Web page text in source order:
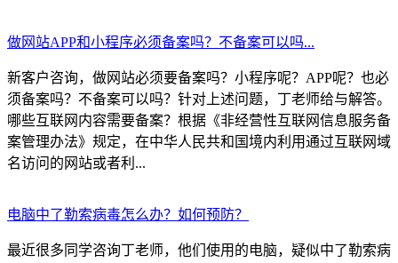
做网站APP和小程序必须备案吗？不备案可以吗...
新客户咨询，做网站必须要备案吗？小程序呢？APP呢？也必
须备案吗？不备案可以吗？针对上述问题，丁老师给与解答。
哪些互联网内容需要备案？根据《非经营性互联网信息服务备
案管理办法》规定，在中华人民共和国境内利用通过互联网域
名访问的网站或者利...
电脑中了勒索病毒怎么办？如何预防？
最近很多同学咨询丁老师，他们使用的电脑，疑似中了勒索病